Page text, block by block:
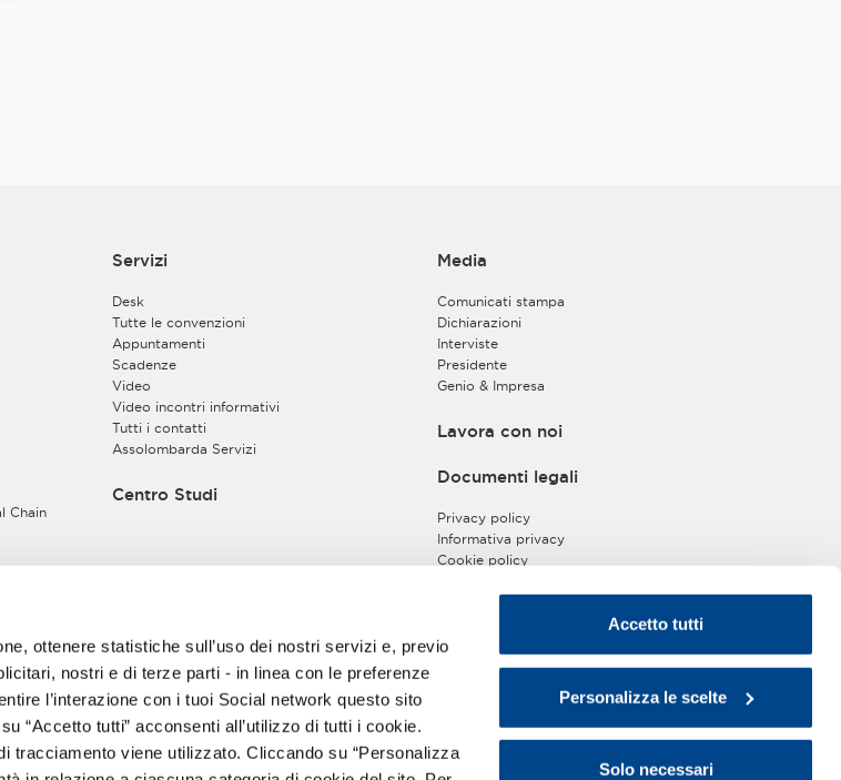
ottenere statistiche sull’uso dei nostri servizi e, previo
nostri e di terze parti - in linea con le preferenze
l’interazione con i tuoi Social network questo sito
“Accetto tutti” acconsenti all’utilizzo di tutti i cookie.
tracciamento viene utilizzato. Cliccando su “Personalizza
Accetto tutti
Personalizza le scelte
Solo necessari
Chain
Servizi
Desk
Tutte le convenzioni
Appuntamenti
Scadenze
Video
Video incontri informativi
Tutti i contatti
Assolombarda Servizi
Centro Studi
Media
Comunicati stampa
Dichiarazioni
Interviste
Presidente
Genio & Impresa
Lavora con noi
Documenti legali
Privacy policy
Informativa privacy
Cookie policy
Policy di Approvvigionamento Sostenibile
Modello ex D.Lgs.231/2001
Trasparenza Erogazioni Pubbliche - Legge
n.124/2017